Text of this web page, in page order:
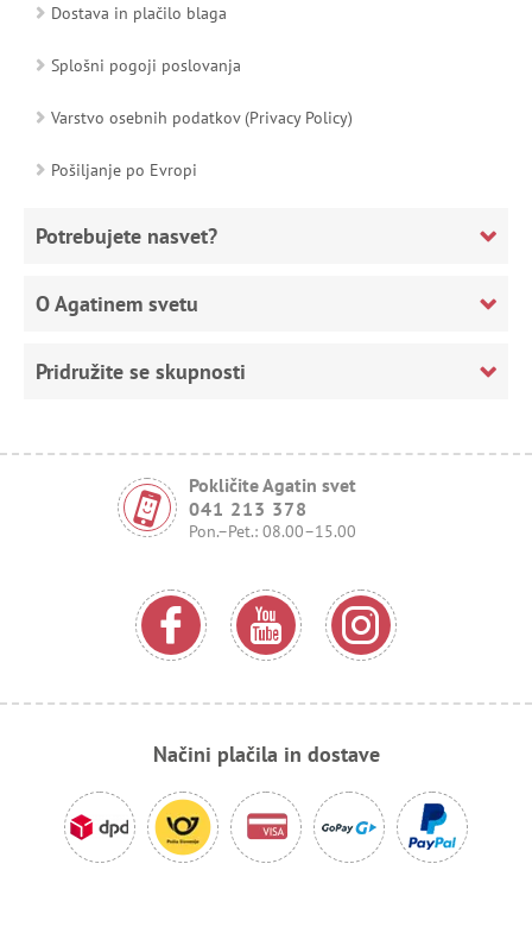
Dostava in plačilo blaga
Splošni pogoji poslovanja
Varstvo osebnih podatkov (Privacy Policy)
Pošiljanje po Evropi
Potrebujete nasvet?
O Agatinem svetu
Pridružite se skupnosti
Pokličite Agatin svet
041 213 378
Pon.–Pet.: 08.00–15.00
Načini plačila in dostave